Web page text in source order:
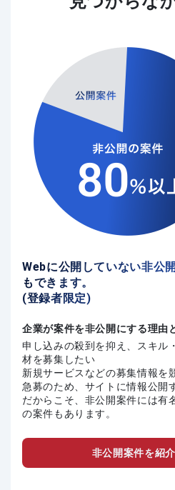
Webに公開していない非公
もできます。
(登録者限定)
企業が案件を非公開にする理由
申し込みの殺到を抑え、スキル
材を募集したい
新規サービスなどの募集情報を
急募のため、サイトに情報公開
だからこそ、非公開案件には有
の案件もあります。
非公開案件を紹